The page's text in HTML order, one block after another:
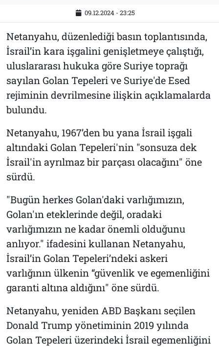
09.12.2024 - 23:25
Netanyahu, düzenlediği basın toplantısında,
İsrail’in kara işgalini genişletmeye çalıştığı,
uluslararası hukuka göre Suriye toprağı
sayılan Golan Tepeleri ve Suriye'de Esed
rejiminin devrilmesine ilişkin açıklamalarda
bulundu.
Netanyahu, 1967’den bu yana İsrail işgali
altındaki Golan Tepeleri'nin "sonsuza dek
İsrail'in ayrılmaz bir parçası olacağını" öne
sürdü.
"Bugün herkes Golan'daki varlığımızın,
Golan'ın eteklerinde değil, oradaki
varlığımızın ne kadar önemli olduğunu
anlıyor." ifadesini kullanan Netanyahu,
İsrail’in Golan Tepeleri’ndeki askeri
varlığının ülkenin “güvenlik ve egemenliğini
garanti altına aldığını" öne sürdü.
Netanyahu, yeniden ABD Başkanı seçilen
Donald Trump yönetiminin 2019 yılında
Golan Tepeleri üzerindeki İsrail egemenliğini